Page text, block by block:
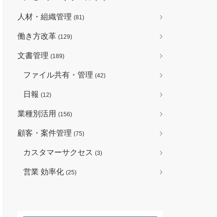
人材・組織管理 (81)
働き方改革 (129)
文書管理 (189)
ファイル共有・管理 (42)
日報 (12)
業種別活用 (156)
顧客・案件管理 (75)
カスタマーサクセス (3)
営業 効率化 (25)